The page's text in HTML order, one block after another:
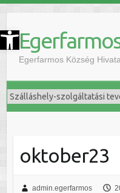
Eszköztár megnyitása
Egerfarmos Község
oktober23
admin.egerfarmos